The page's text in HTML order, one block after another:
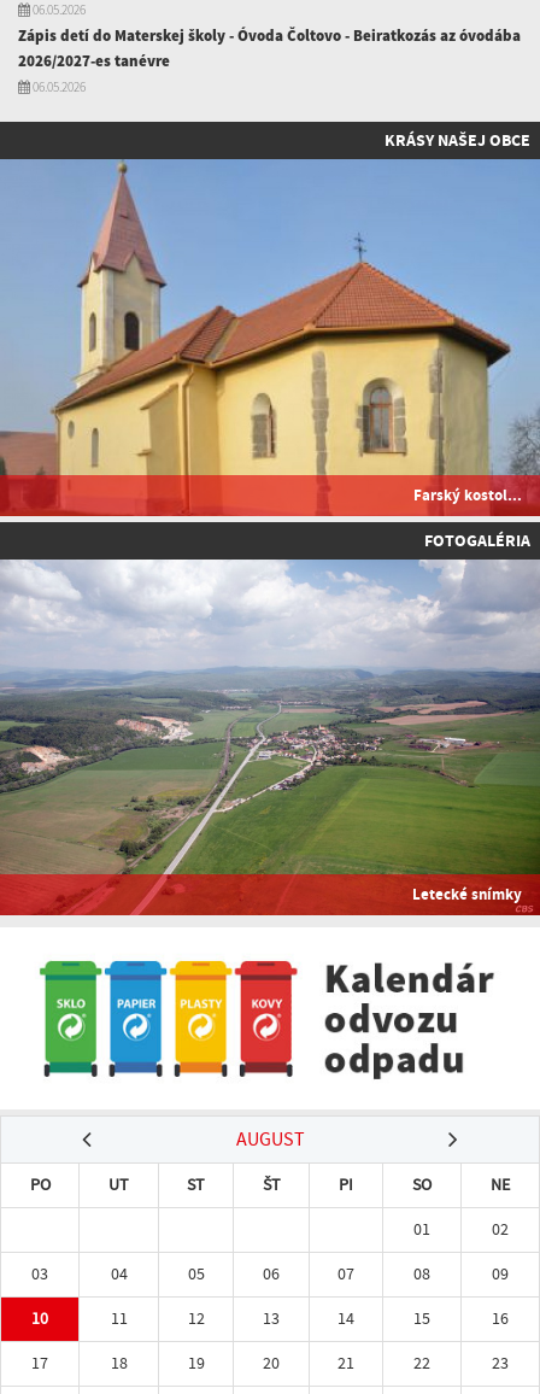
06.05.2026
Zápis detí do Materskej školy - Óvoda Čoltovo - Beiratkozás az óvodába
2026/2027-es tanévre
06.05.2026
KRÁSY NAŠEJ OBCE
Farský kostol...
FOTOGALÉRIA
Letecké snímky
AUGUST
PO UT ST ŠT PI SO
NE
01
02
03
04 05 06 07 08
09
10
11 12 13 14 15
16
17
18 19 20 21 22
23